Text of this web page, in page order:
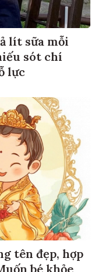
lít sữa mỗi
sót chí
lực
tên đẹp, hợp